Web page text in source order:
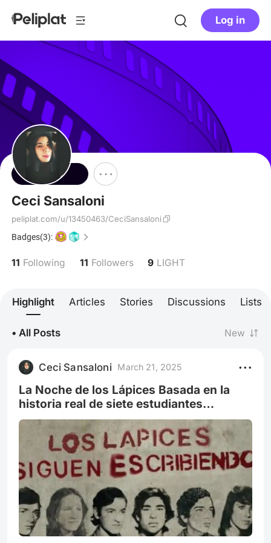
Log in
Follow
Ceci Sansaloni
peliplat.com/u/13450463/CeciSansaloni
Badges(3):
11 Following 11 Followers 9 LIGHT
Highlight Articles Stories Discussions Lists
• All Posts New
Ceci Sansaloni March 21, 2025
La Noche de los Lápices Basada en la
historia real de siete estudiantes
argentinos que fueron secuestrados y
torturados